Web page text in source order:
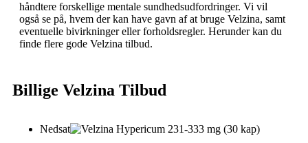
håndtere forskellige mentale sundhedsudfordringer. Vi vil
også se på, hvem der kan have gavn af at bruge Velzina, samt
eventuelle bivirkninger eller forholdsregler. Herunder kan du
finde flere gode Velzina tilbud.
Billige Velzina Tilbud
Nedsat